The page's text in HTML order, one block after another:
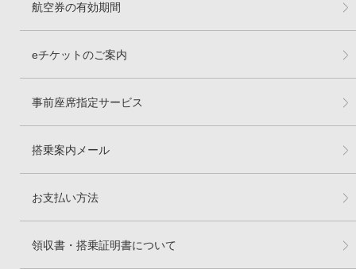
航空券の有効期間
eチケットのご案内
事前座席指定サービス
搭乗案内メール
お支払い方法
領収書・搭乗証明書について